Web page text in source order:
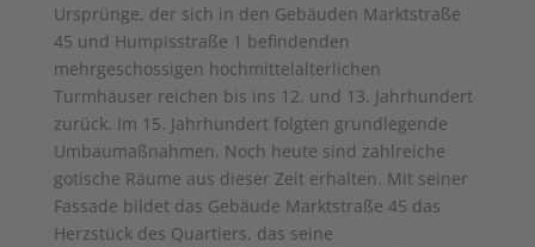
Ursprünge, der sich in den Gebäuden Marktstraße
45 und Humpisstraße 1 befindenden
mehrgeschossigen hochmittelalterlichen
Turmhäuser reichen bis ins 12. und 13. Jahrhundert
zurück. Im 15. Jahrhundert folgten grundlegende
Umbaumaßnahmen. Noch heute sind zahlreiche
gotische Räume aus dieser Zeit erhalten. Mit seiner
Fassade bildet das Gebäude Marktstraße 45 das
Herzstück des Quartiers, das seine